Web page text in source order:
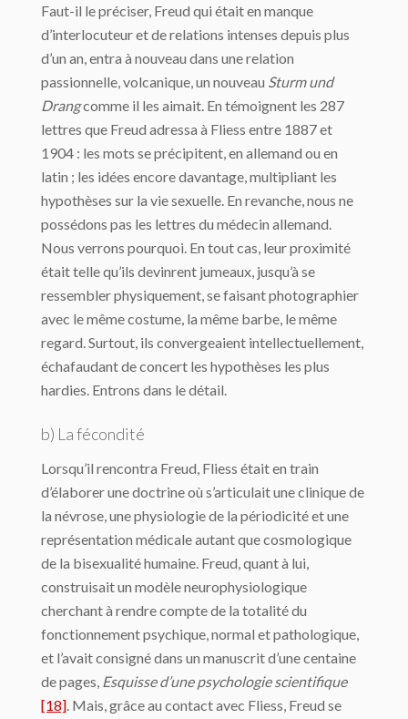
Faut-il le préciser, Freud qui était en manque
d’interlocuteur et de relations intenses depuis plus
d’un an, entra à nouveau dans une relation
passionnelle, volcanique, un nouveau Sturm und
Drangcomme il les aimait. En témoignent les 287
lettres que Freud adressa à Fliess entre 1887 et
1904 : les mots se précipitent, en allemand ou en
latin ; les idées encore davantage, multipliant les
hypothèses sur la vie sexuelle. En revanche, nous ne
possédons pas les lettres du médecin allemand.
Nous verrons pourquoi. En tout cas, leur proximité
était telle qu’ils devinrent jumeaux, jusqu’à se
ressembler physiquement, se faisant photographier
avec le même costume, la même barbe, le même
regard. Surtout, ils convergeaient intellectuellement,
échafaudant de concert les hypothèses les plus
hardies. Entrons dans le détail.
b) La fécondité
Lorsqu’il rencontra Freud, Fliess était en train
d’élaborer une doctrine où s’articulait une clinique de
la névrose, une physiologie de la périodicité et une
représentation médicale autant que cosmologique
de la bisexualité humaine. Freud, quant à lui,
construisait un modèle neurophysiologique
cherchant à rendre compte de la totalité du
fonctionnement psychique, normal et pathologique,
et l’avait consigné dans un manuscrit d’une centaine
de pages, Esquisse d’une psychologie scientifique
[18]. Mais, grâce au contact avec Fliess, Freud se